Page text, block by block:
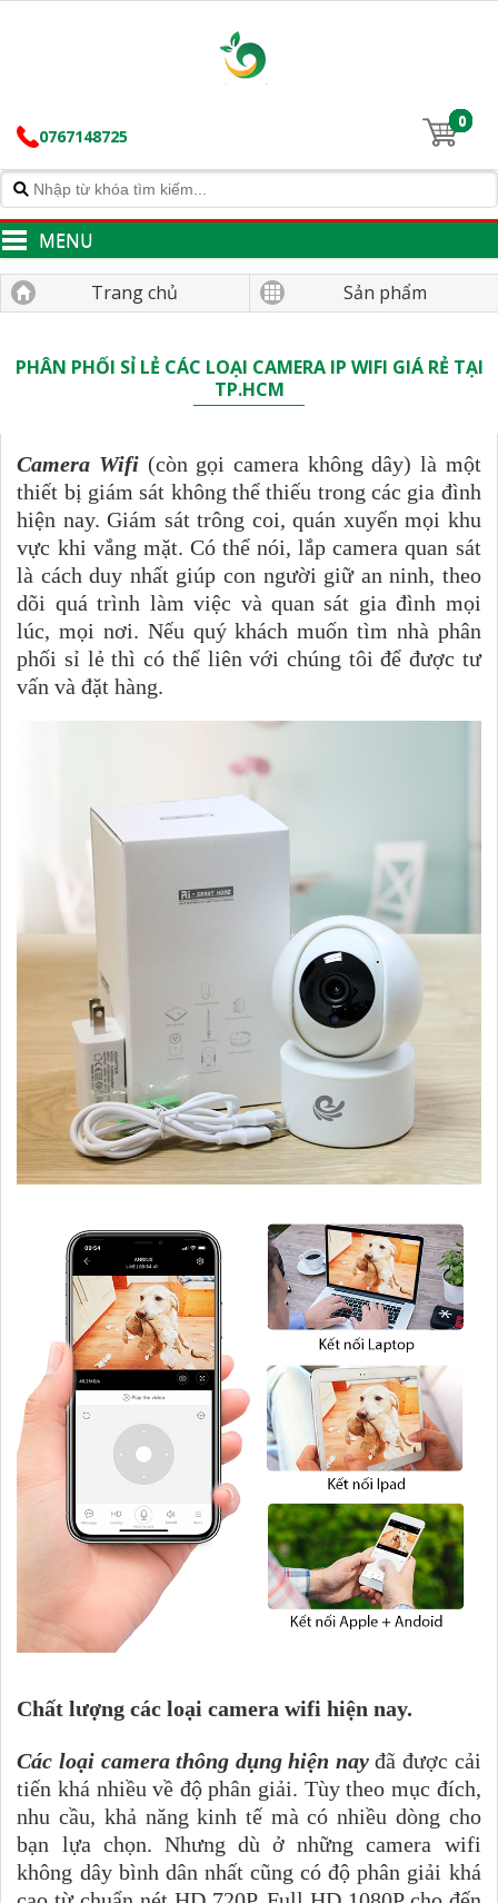
0767148725
0
MENU
Trang chủ Sản phẩm
PHÂN PHỐI SỈ LẺ CÁC LOẠI CAMERA IP WIFI GIÁ RẺ TẠI
TP.HCM
Camera Wifi (còn gọi camera không dây) là một
thiết bị giám sát không thể thiếu trong các gia đình
hiện nay. Giám sát trông coi, quán xuyến mọi khu
vực khi vắng mặt. Có thể nói, lắp camera quan sát
là cách duy nhất giúp con người giữ an ninh, theo
dõi quá trình làm việc và quan sát gia đình mọi
lúc, mọi nơi. Nếu quý khách muốn tìm nhà phân
phối sỉ lẻ thì có thể liên với chúng tôi để được tư
vấn và đặt hàng.
Chất lượng các loại camera wifi hiện nay.
Các loại camera thông dụng hiện nayđã được cải
tiến khá nhiều về độ phân giải. Tùy theo mục đích,
nhu cầu, khả năng kinh tế mà có nhiều dòng cho
bạn lựa chọn. Nhưng dù ở những camera wifi
không dây bình dân nhất cũng có độ phân giải khá